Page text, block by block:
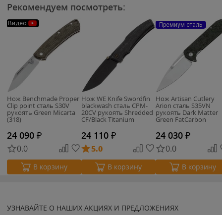
Рекомендуем посмотреть:
Видео
Нож Benchmade Proper
Clip point сталь S30V
рукоять Green Micarta
(318)
24 090 ₽
0.0
В корзину
Нож WE Knife Swordfin
blackwash сталь CPM-
20CV рукоять Shredded
CF/Black Titanium
24 110 ₽
5.0
В корзину
Премиум сталь
Нож Artisan Cutlery
Arion сталь S35VN
рукоять Dark Matter
Green FatCarbon
24 030 ₽
0.0
В корзину
УЗНАВАЙТЕ О НАШИХ АКЦИЯХ И ПРЕДЛОЖЕНИЯХ